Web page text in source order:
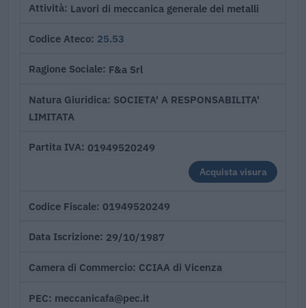
Attività Lavori di meccanica generale dei metalli
Codice Ateco 25.53
Ragione Sociale F&a Srl
Natura Giuridica SOCIETA' A RESPONSABILITA'
LIMITATA
Partita IVA 01949520249
Acquista visura
Codice Fiscale 01949520249
Data Iscrizione 29/10/1987
Camera di Commercio CCIAA di Vicenza
PEC meccanicafa@pec.it